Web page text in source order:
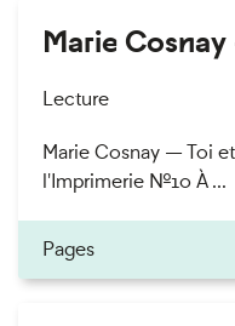
Marie
Lecture
Marie Cosnay — Toi
l'Imprimerie n°10 À ...
Pages